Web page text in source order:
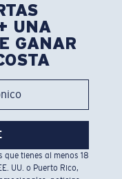
UNA
GANAR
que tienes al menos 18
UU. o Puerto Rico,